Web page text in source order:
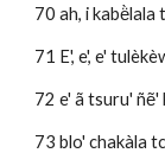
70 ah, i kabë̀lala
71 E', e', e'
72 e' ã tsuru' ñẽ'
73 blo' chakàla